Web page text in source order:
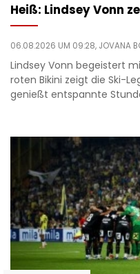
Heiß: Lindsey Vonn
06.08.2026 UM 09:28, JOVANA
Lindsey Vonn begeistert
roten Bikini zeigt die Ski-
genießt entspannte